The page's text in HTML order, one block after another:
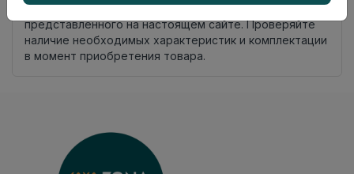
Внимание! Внешний вид товара может отличаться от
представленного на настоящем сайте. Проверяйте
наличие необходимых характеристик и комплектации
в момент приобретения товара.